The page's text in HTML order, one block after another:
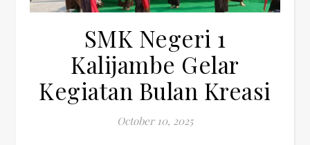
SMK Negeri 1
Kalijambe Gelar
Kegiatan Bulan Kreasi
October 10, 2025